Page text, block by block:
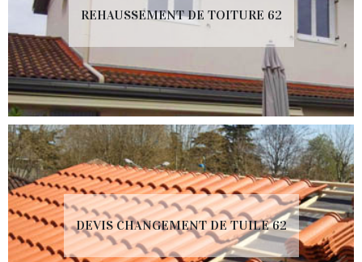
REHAUSSEMENT DE TOITURE 62
DEVIS CHANGEMENT DE TUILE 62